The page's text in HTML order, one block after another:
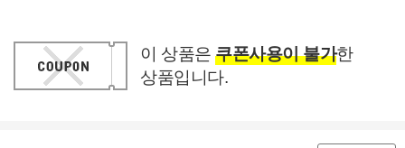
이 상품은 쿠폰사용이 불가한
상품입니다.